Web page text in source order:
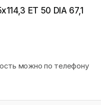
ET 50 DIA 67,1
можно по телефону